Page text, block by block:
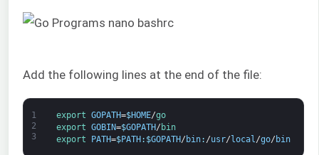
Add the following lines at the end of the file:
1
2
3
export GOPATH=$HOME/go
export GOBIN=$GOPATH/ bin
export
PATH=$PATH: $GOPATH/ bin: /usr/local /go/ bin